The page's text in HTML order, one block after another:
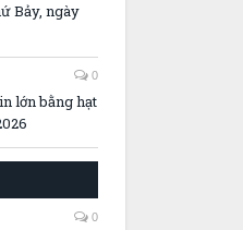
Bảy, ngày
0
lớn bằng hạt
0